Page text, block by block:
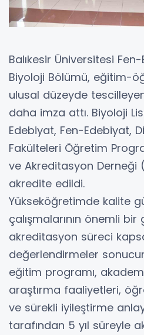
Balıkesir Üniversitesi
Biyoloji Bölümü, eğitim-
ulusal düzeyde
daha imza attı. Biyoloji
Edebiyat, Fen-Edebiyat,
Fakülteleri Öğretim
ve Akreditasyon Derneği
akredite edildi.
Yükseköğretimde kalite
çalışmalarının önemli
akreditasyon süreci
değerlendirmeler
eğitim programı,
araştırma faaliyetleri,
ve sürekli iyileştirme
tarafından 5 yıl süreyle